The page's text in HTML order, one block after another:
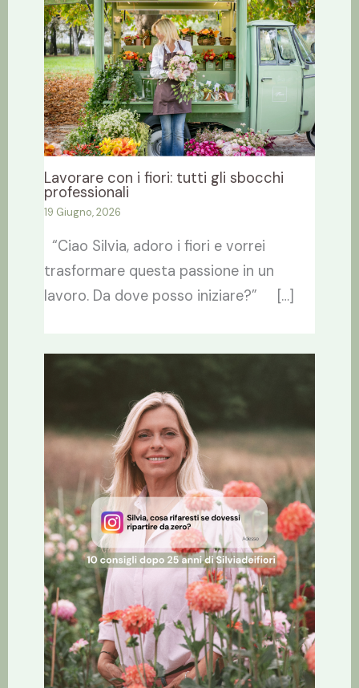
Lavorare con i fiori: tutti gli sbocchi
professionali
19 Giugno, 2026
“Ciao Silvia, adoro i fiori e vorrei
trasformare questa passione in un
lavoro. Da dove posso iniziare?” […]